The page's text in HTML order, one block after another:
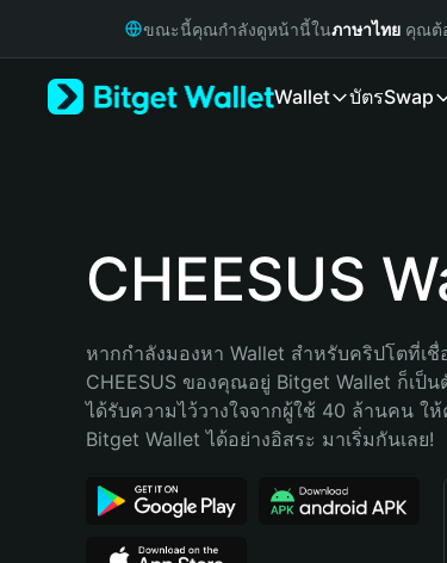
Русский
Bahasa Indonesia
Português (Brasil)
ขณะนี้คุณกำลังดูหน้านี้ในภาษาไทย คุณต้
Wallet บัตรSwap
CHEESUS
หากกำลังมองหา Wallet สำหรับคริปโตที่เ
CHEESUS ของคุณอยู่ Bitget Wallet ก็เป็
ได้รับความไว้วางใจจากผู้ใช้ 40 ล้านคน ใ
Bitget Wallet ได้อย่างอิสระ มาเริ่มกันเลย!